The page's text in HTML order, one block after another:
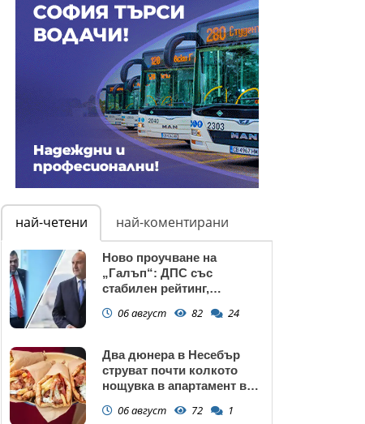
най-четени най-коментирани
Ново проучване на
„Галъп“: ДПС със
стабилен рейтинг,
запазва
06 август 82 24
Два дюнера в Несебър
струват почти колкото
нощувка в апартамент в
06 август 72 1